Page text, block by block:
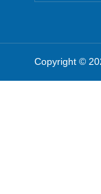
Copyright ©